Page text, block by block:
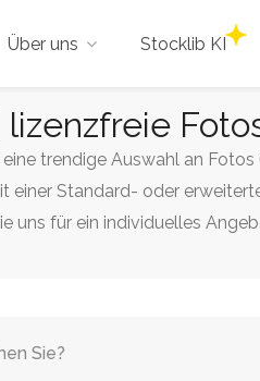
Über uns Stocklib KI
lizenzfreie
eine trendige Auswahl an
einer Standard- oder
uns für ein individuelles